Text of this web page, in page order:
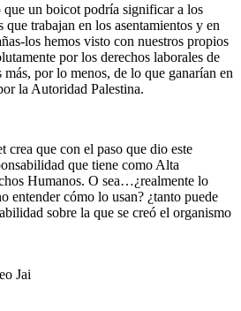
un boicot podría significar a los
trabajan en los asentamientos y en
los hemos visto con nuestros propios
por los derechos laborales de
por lo menos, de lo que ganarían en
la Autoridad Palestina.
crea que con el paso que dio este
que tiene como Alta
Humanos. O sea…¿realmente lo
entender cómo lo usan? ¿tanto puede
sobre la que se creó el organismo
Jai